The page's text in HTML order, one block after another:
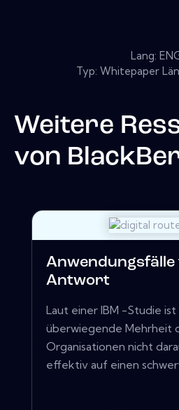
Lang:
Typ: Whitepaper
Weitere
von
Antwort
Laut einer IBM -Studie ist
überwiegende Mehrheit
Organisationen nicht
effektiv auf einen